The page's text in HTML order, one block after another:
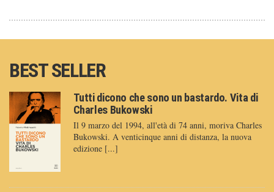
BEST SELLER
Tutti dicono che sono un bastardo. Vita di
Charles Bukowski
Il 9 marzo del 1994, all'età di 74 anni, moriva Charles
Bukowski. A venticinque anni di distanza, la nuova
edizione [...]